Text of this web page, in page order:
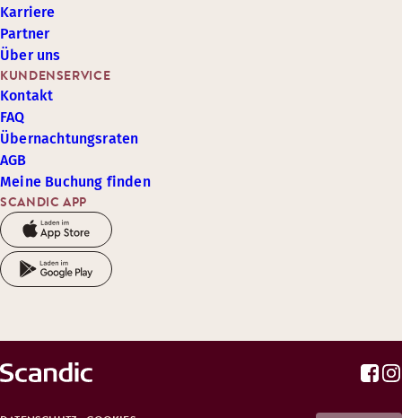
SCANDIC APP
KUNDENSERVICE
Kontakt
FAQ
Übernachtungsraten
AGB
Meine Buchung finden
Karriere
Partner
Über uns